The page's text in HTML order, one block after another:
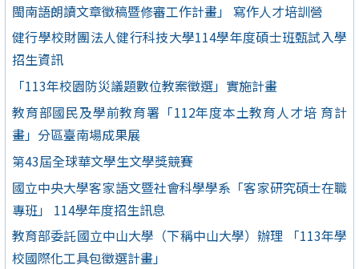
閩南語朗讀文章徵稿暨修審工作計畫」 寫作人才培訓營
健行學校財團法人健行科技大學114學年度碩士班甄試入學
招生資訊
「113年校園防災議題數位教案徵選」實施計畫
教育部國民及學前教育署「112年度本土教育人才培 育計
畫」分區臺南場成果展
第43屆全球華文學生文學獎競賽
國立中央大學客家語文暨社會科學學系「客家研究碩士在職
專班」 114學年度招生訊息
教育部委託國立中山大學（下稱中山大學）辦理 「113年學
校國際化工具包徵選計畫」